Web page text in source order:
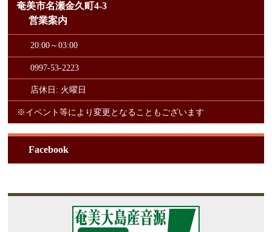
奄美市名瀬金久町4-3
営業案内
20:00～03:00
0997-53-2223
店休日: 火曜日
※イベント等により変更となることもございます
Facebook